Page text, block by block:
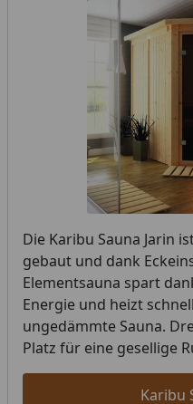
Die Karibu Sauna Jarin
gebaut und dank
Elementsauna spart
Energie und heizt
ungedämmte Sauna.
Platz für eine gesellige
Karibu